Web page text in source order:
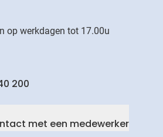
op werkdagen tot 17.00u
200
met een medewerker